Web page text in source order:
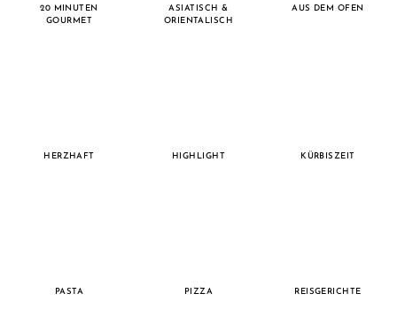
20 MINUTEN
GOURMET
ASIATISCH &
ORIENTALISCH
AUS DEM OFEN
HERZHAFT HIGHLIGHT KÜRBISZEIT
PASTA PIZZA REISGERICHTE